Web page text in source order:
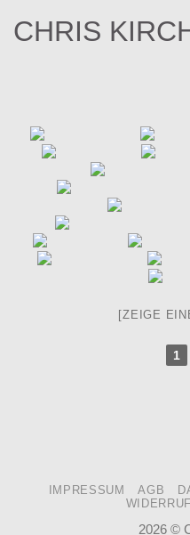
InhaltCHRIS
[ZEIGE
1
IMPRESSUM AGB
2026 ©